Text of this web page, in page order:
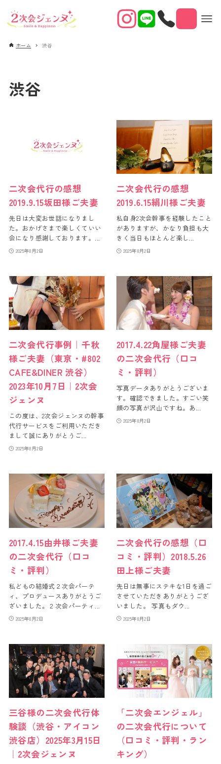
ホーム 渋谷
渋谷
二次会代行の感想
2019.9.15坂田様ご夫妻
先日は大変お世話になりまし
た。おかげさまで楽しくていい
会になり感謝しております。...
2025年8月2日
二次会代行の感想
2019.6.15絹川様ご夫妻
私自身2次会幹事を経験したこと
がありますが、かなり負担も大
きく当日もほとんど楽し...
2025年8月2日
二次会代行事例｜千秋
様ご夫妻（東京・#802
CAFE&DINER 渋谷）
2023年10月7日｜2次会
ジェンヌ
この度は、2次会ジェンヌの幹事
代行サービスをご利用いただき
まして誠にありがとうご...
2025年8月2日
2017.4.22角屋様ご夫妻
の二次会代行（口コ
ミ・評判）
写真データありがとうございま
す。確認できました。すごい笑
顔の写真が沢山ですね。あ...
2025年8月2日
2017.4.15由井様ご夫妻
の二次会代行（口コ
ミ・評判）
私どもの結婚式２次会パーテ
ィ、プロデュースありがとうご
ざいました。２次会パーティ...
2025年8月2日
二次会代行の感想（口
コミ・評判）2018.5.26
田上様ご夫妻
先日は無事にステキな1日を過ご
させていただきありがとうござ
いました。 写真もダウ...
2025年8月2日
三谷様の二次会代行体
験談（渋谷・アイコン
渋谷店）2025年3月15日
｜2次会ジェンヌ
「二次会エンジェル」
の二次会代行について
（口コミ・評判・ラン
キング）